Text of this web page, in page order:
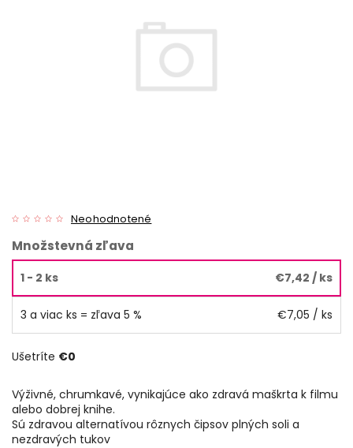
Neohodnotené
Množstevná zľava
1 - 2 ks €7,42 / ks
3 a viac ks = zľava 5 % €7,05 / ks
Ušetríte €0
Výživné, chrumkavé, vynikajúce ako zdravá maškrta k filmu
alebo dobrej knihe.
Sú zdravou alternatívou rôznych čipsov plných soli a
nezdravých tukov